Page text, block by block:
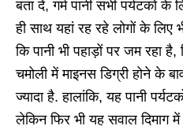
बता दें, गर्म पानी सभी पर्यटकों
ही साथ यहां रह रहे लोगों के
कि पानी भी पहाड़ों पर जम रहा
चमोली में माइनस डिग्री होने के
ज्यादा है. हालांकि, यह पानी
लेकिन फिर भी यह सवाल दिमाग